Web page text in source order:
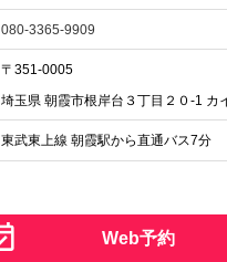
080-3365-9909
〒 351-0005
埼玉県 朝霞市根岸台３丁目２０-1 カ
東武東上線 朝霞駅から直通バス7分
Web予約